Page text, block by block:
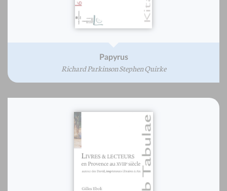
Papyrus
Richard Parkinson Stephen Quirke